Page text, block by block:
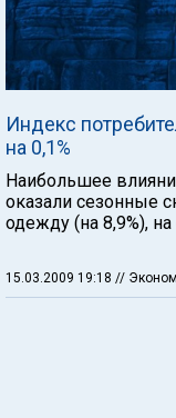
Индекс
на 0,1%
Наибольшее
оказали сезонные
одежду (на 8,9%), на
15.03.2009 19:18 //